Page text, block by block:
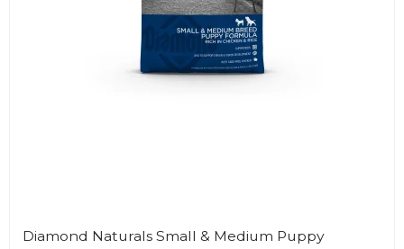
Diamond Naturals Small & Medium Puppy